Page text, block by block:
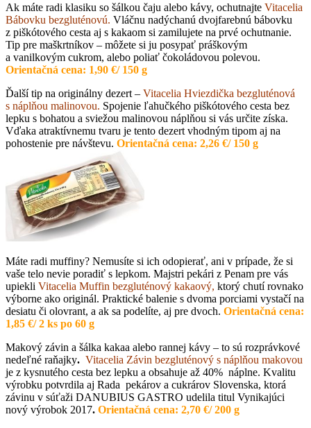
Ak máte radi klasiku so šálkou čaju alebo kávy, ochutnajte Vitacelia
Bábovku bezgluténovú. Vláčnu nadýchanú dvojfarebnú bábovku
z piškótového cesta aj s kakaom si zamilujete na prvé ochutnanie.
Tip pre maškrtníkov – môžete si ju posypať práškovým
a vanilkovým cukrom, alebo poliať čokoládovou polevou.
Orientačná cena: 1,90 €/ 150 g
Ďalší tip na originálny dezert – Vitacelia Hviezdička bezgluténová
s náplňou malinovou. Spojenie ľahučkého piškótového cesta bez
lepku s bohatou a sviežou malinovou náplňou si vás určite získa.
Vďaka atraktívnemu tvaru je tento dezert vhodným tipom aj na
pohostenie pre návštevu. Orientačná cena: 2,26 €/ 150 g
Máte radi muffiny? Nemusíte si ich odopierať, ani v prípade, že si
vaše telo nevie poradiť s lepkom. Majstri pekári z Penam pre vás
upiekli Vitacelia Muffin bezgluténový kakaový, ktorý chutí rovnako
výborne ako originál. Praktické balenie s dvoma porciami vystačí na
desiatu či olovrant, a ak sa podelíte, aj pre dvoch. Orientačná cena:
1,85 €/ 2 ks po 60 g
Makový závin a šálka kakaa alebo rannej kávy – to sú rozprávkové
nedeľné raňajky. Vitacelia Závin bezgluténový s náplňou makovou
je z kysnutého cesta bez lepku a obsahuje až 40% náplne. Kvalitu
výrobku potvrdila aj Rada pekárov a cukrárov Slovenska, ktorá
závinu v súťaži DANUBIUS GASTRO udelila titul Vynikajúci
nový výrobok 2017. Orientačná cena: 2,70 €/ 200 g